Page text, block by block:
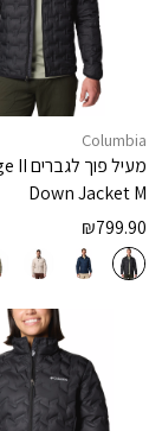
Columbia
מעיל פוך לגבריםII
Down Jacket M
₪799.90